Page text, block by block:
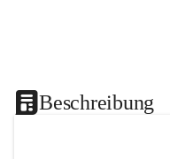
Beschreibung